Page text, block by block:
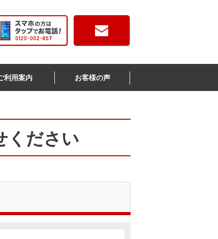
利用案内 お客様の声
ください